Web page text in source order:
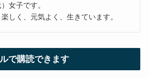
女子です。
しく、元気よく、生きています。
で購読できます